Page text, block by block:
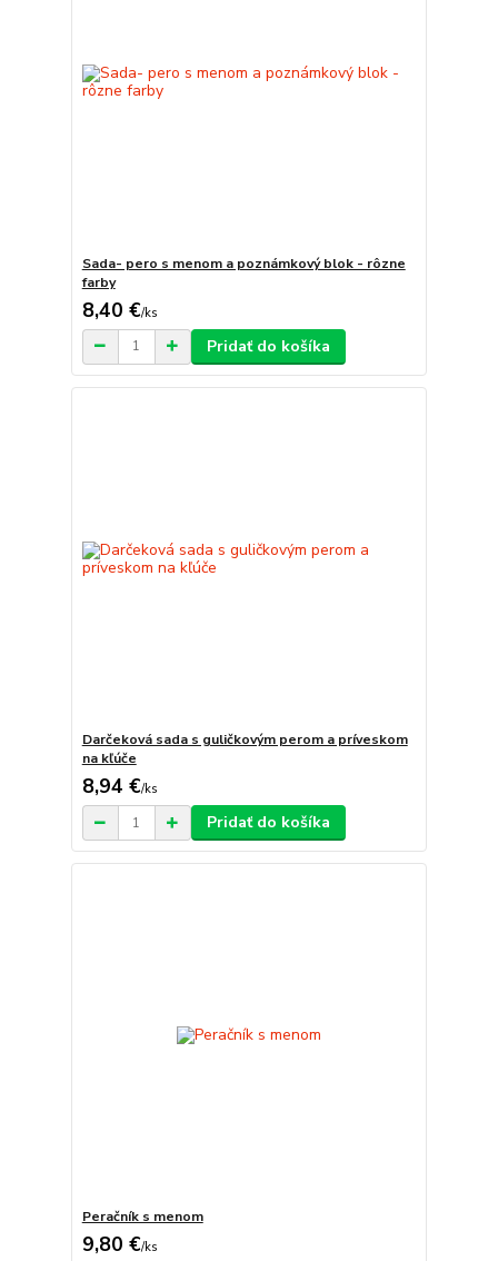
Sada- pero s menom a poznámkový blok - rôzne
farby
8,40 €/ks
Pridať do košíka
Darčeková sada s guličkovým perom a príveskom
na kľúče
8,94 €/ks
Pridať do košíka
Peračník s menom
9,80 €/ks